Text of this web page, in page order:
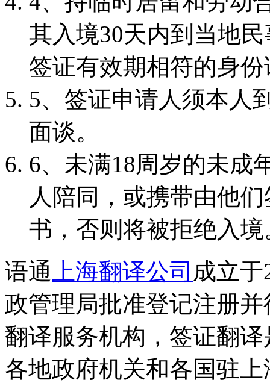
其入境30天内到当地
签证有效期相符的身份
5、签证申请人须本人
面谈。
6、未满18周岁的未成
人陪同，或携带由他
书，否则将被拒绝入境
语通 上海翻译公司 成立
政管理局批准登记注册
翻译服务机构，签证翻
各地政府机关和各国驻